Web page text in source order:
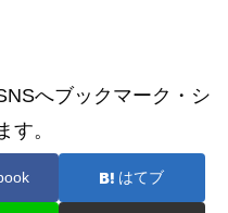
へブックマーク・シ
す。
はてブ